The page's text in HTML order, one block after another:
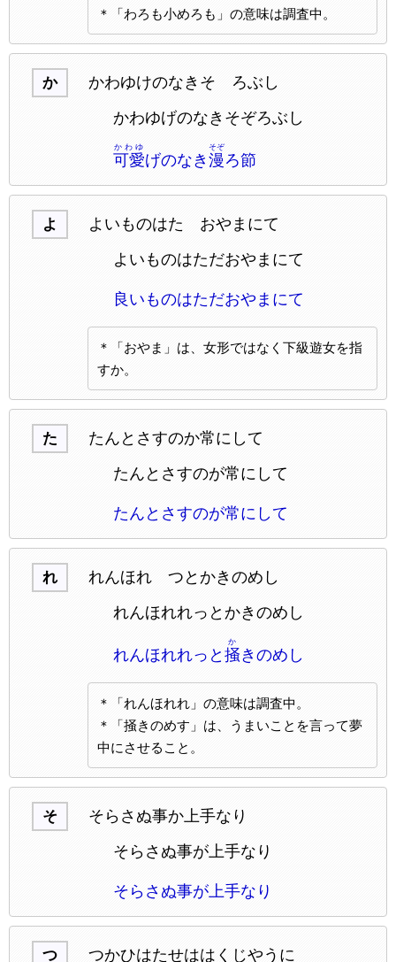
＊「わろも小めろも」の意味は調査中。
か
かわゆけのなきそゞろぶし
かわゆげのなきそぞろぶし
可愛
かわゆ
げのなき 漫
そぞ
ろ節
よ
よいものはたゝおやまにて
よいものはただおやまにて
良いものはただおやまにて
＊「おやま」は、女形ではなく下級遊女を指
すか。
た
たんとさすのか常にして
たんとさすのが常にして
たんとさすのが常にして
れ
れんほれゝつとかきのめし
れんほれれっとかきのめし
れんほれれっと 掻
か
きのめし
＊「れんほれれ」の意味は調査中。
＊「掻きのめす」は、うまいことを言って夢
中にさせること。
そ
そらさぬ事か上手なり
そらさぬ事が上手なり
そらさぬ事が上手なり
つ つかひはたせははくじやうに